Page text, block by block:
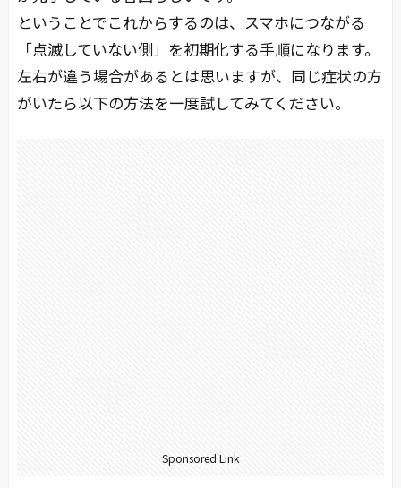
ということでこれからするのは、スマホにつながる
「点滅していない側」を初期化する手順になります。
左右が違う場合があるとは思いますが、同じ症状の方
がいたら以下の方法を一度試してみてください。
Sponsored Link